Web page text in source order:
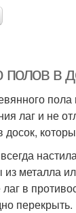
полов в
лаг и не
досок,
из металла
в
перекрыть.